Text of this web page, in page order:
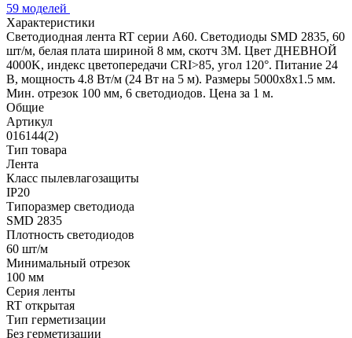
59 моделей
Характеристики
Светодиодная лента RT серии A60. Светодиоды SMD 2835, 60
шт/м, белая плата шириной 8 мм, скотч 3M. Цвет ДНЕВНОЙ
4000K, индекс цветопередачи CRI>85, угол 120°. Питание 24
В, мощность 4.8 Вт/м (24 Вт на 5 м). Размеры 5000x8x1.5 мм.
Мин. отрезок 100 мм, 6 светодиодов. Цена за 1 м.
Общие
Артикул
016144(2)
Тип товара
Лента
Класс пылевлагозащиты
IP20
Типоразмер светодиода
SMD 2835
Плотность светодиодов
60 шт/м
Минимальный отрезок
100 мм
Серия ленты
RT открытая
Тип герметизации
Без герметизации